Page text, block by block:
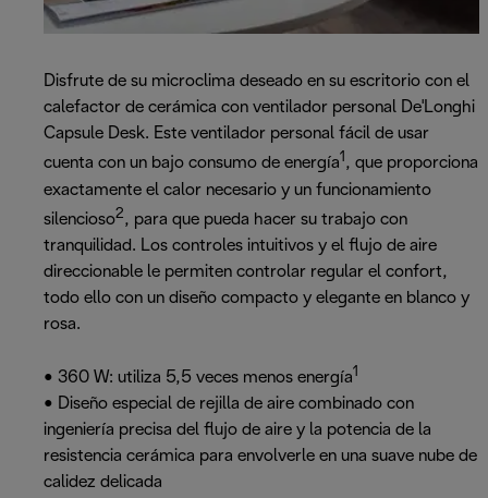
Disfrute de su microclima deseado en su escritorio con el
calefactor de cerámica con ventilador personal De'Longhi
Capsule Desk. Este ventilador personal fácil de usar
cuenta con un bajo consumo de energía1 , que proporciona
exactamente el calor necesario y un funcionamiento
silencioso2, para que pueda hacer su trabajo con
tranquilidad. Los controles intuitivos y el flujo de aire
direccionable le permiten controlar regular el confort,
todo ello con un diseño compacto y elegante en blanco y
rosa.
• 360 W: utiliza 5,5 veces menos energía1
• Diseño especial de rejilla de aire combinado con
ingeniería precisa del flujo de aire y la potencia de la
resistencia cerámica para envolverle en una suave nube de
calidez delicada